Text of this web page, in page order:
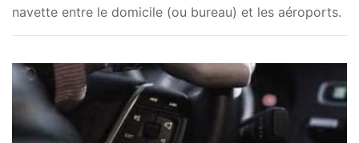
navette entre le domicile (ou bureau) et les aéroports.